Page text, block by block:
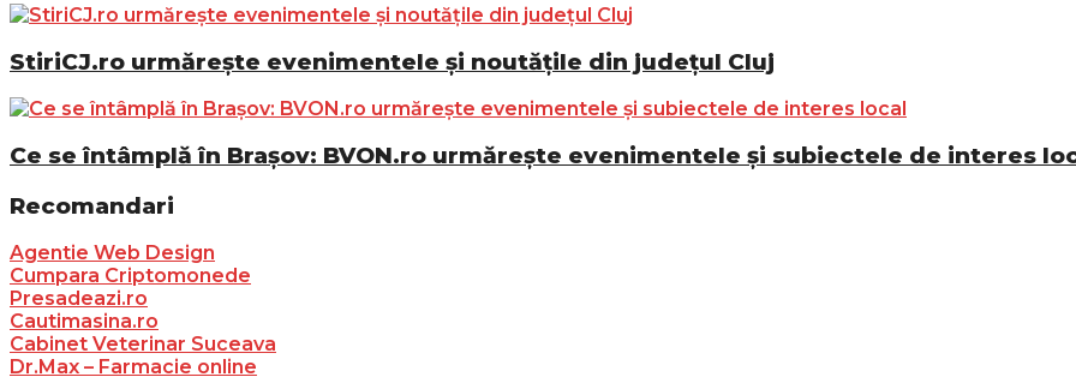
StiriCJ.ro urmărește evenimentele și noutățile din județul Cluj
Ce se întâmplă în Brașov: BVON.ro urmărește evenimentele și subiectele de interes
Recomandari
Agentie Web Design
Cumpara Criptomonede
Presadeazi.ro
Cautimasina.ro
Cabinet Veterinar Suceava
Dr.Max – Farmacie online